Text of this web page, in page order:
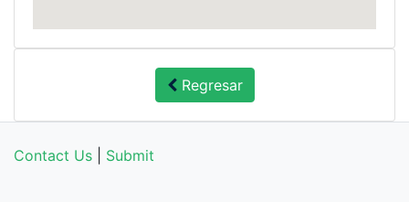
Regresar
Contact Us Submit